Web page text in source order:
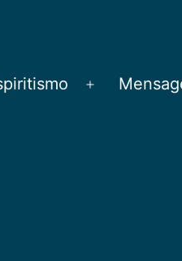
Abrir